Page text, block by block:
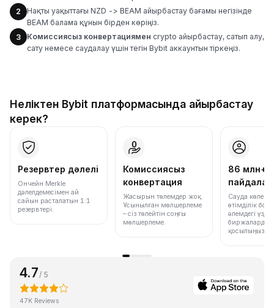
2
Нақты уақыттағы NZD -> BEAM айырбастау бағамы негізінде
BEAM балама құнын бірден көріңіз.
3
Комиссиясыз конвертациямен crypto айырбастау, сатып алу,
сату немесе саудалау үшін тегін Bybit аккаунтын тіркеңіз.
Неліктен Bybit платформасында айырбастау
керек?
Резервтер дәлелі
Ончейн Merkle
дәлелдемесімен ай
сайын расталатын 1:1
резервтері.
Комиссиясыз
конвертация
Жасырын төлемдер жоқ.
Ұсынылған мөлшерлеме
– сіз төлейтін соңғы
мөлшерлеме.
86 млн+
Сауда көлемі
өтімділік
әлемдегі үздік
биржалардың
қосылыңыз.
4.7 / 5
47K Reviews